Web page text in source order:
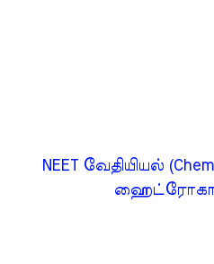
NEET வேதியியல்